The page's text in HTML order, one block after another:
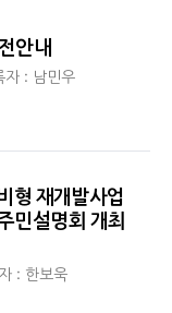
안내
자 : 남민우
형 재개발사업
민설명회 개최
: 한보욱